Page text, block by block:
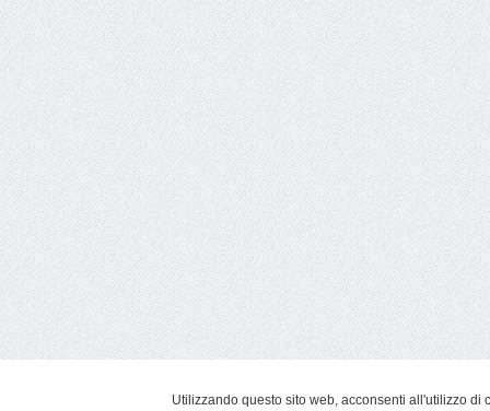
Utilizzando questo sito web, acconsenti all'utilizzo di